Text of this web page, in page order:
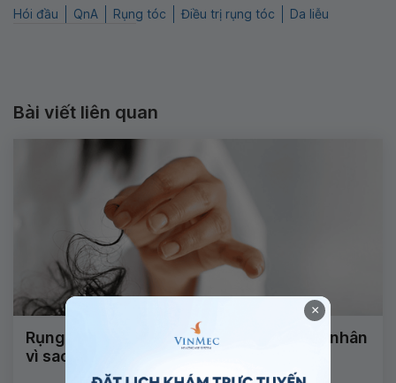
Hói đầu QnA Rụng tóc Điều trị rụng tóc Da liễu
Bài viết liên quan
Rụng tóc có nang tóc kèm theo nguyên nhân
vì sao?
×